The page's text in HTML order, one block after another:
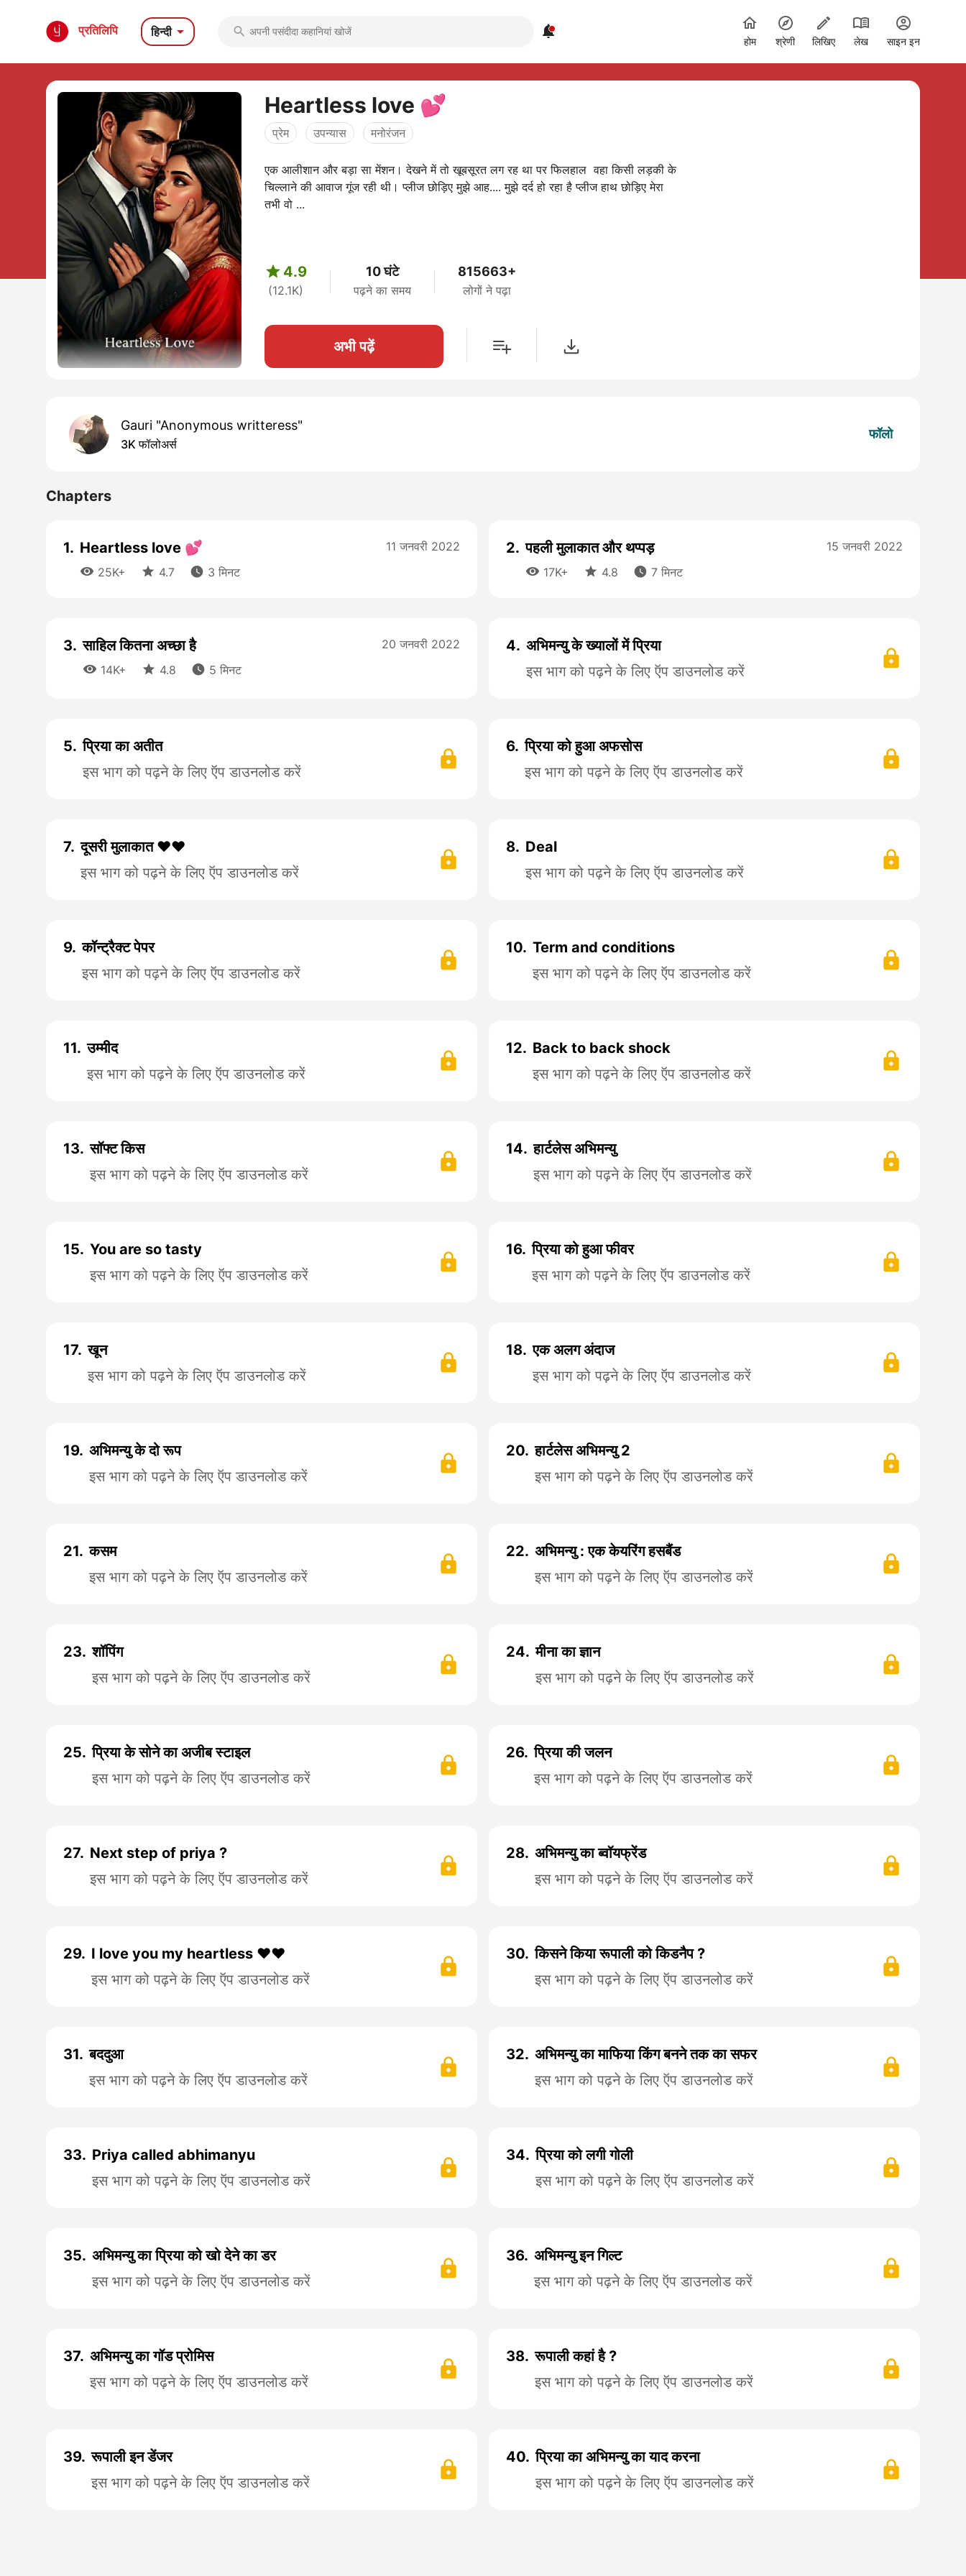
प्रतिलिपि हिन्दी  
होम श्रेणी लिखिए लेख साइन इन
Heartless love 💕
प्रेम उपन्यास मनोरंजन
एक आलीशान और बड़ा सा मेंशन। देखने में तो खूबसूरत लग रह था पर फिलहाल वहा किसी लड़की के
चिल्लाने की आवाज गूंज रही थी। प्लीज छोड़िए मुझे आह.... मुझे दर्द हो रहा है प्लीज हाथ छोड़िए मेरा
तभी वो ...
 4.9
(12.1K)
10 घंटे
पढ़ने का समय
815663+
लोगों ने पढ़ा
अभी पढ़ें
Gauri "Anonymous writteress"
3K फॉलोअर्स
फॉलो
Chapters
1. Heartless love 💕
 25K+  4.7  3 मिनट
11 जनवरी 2022 2. पहली मुलाकात और थप्पड़
 17K+  4.8  7 मिनट
15 जनवरी 2022
3. साहिल कितना अच्छा है
 14K+  4.8  5 मिनट
20 जनवरी 2022 4. अभिमन्यु के ख्यालों में प्रिया
इस भाग को पढ़ने के लिए ऍप डाउनलोड करें
5. प्रिया का अतीत
इस भाग को पढ़ने के लिए ऍप डाउनलोड करें
6. प्रिया को हुआ अफसोस
इस भाग को पढ़ने के लिए ऍप डाउनलोड करें
7. दूसरी मुलाकात ❤️❤️
इस भाग को पढ़ने के लिए ऍप डाउनलोड करें
8. Deal
इस भाग को पढ़ने के लिए ऍप डाउनलोड करें
9. कॉन्ट्रैक्ट पेपर
इस भाग को पढ़ने के लिए ऍप डाउनलोड करें
10. Term and conditions
इस भाग को पढ़ने के लिए ऍप डाउनलोड करें
11. उम्मीद
इस भाग को पढ़ने के लिए ऍप डाउनलोड करें
12. Back to back shock
इस भाग को पढ़ने के लिए ऍप डाउनलोड करें
13. सॉफ्ट किस
इस भाग को पढ़ने के लिए ऍप डाउनलोड करें
14. हार्टलेस अभिमन्यु
इस भाग को पढ़ने के लिए ऍप डाउनलोड करें
15. You are so tasty
इस भाग को पढ़ने के लिए ऍप डाउनलोड करें
16. प्रिया को हुआ फीवर
इस भाग को पढ़ने के लिए ऍप डाउनलोड करें
17. खून
इस भाग को पढ़ने के लिए ऍप डाउनलोड करें
18. एक अलग अंदाज
इस भाग को पढ़ने के लिए ऍप डाउनलोड करें
19. अभिमन्यु के दो रूप
इस भाग को पढ़ने के लिए ऍप डाउनलोड करें
20. हार्टलेस अभिमन्यु 2
इस भाग को पढ़ने के लिए ऍप डाउनलोड करें
21. कसम
इस भाग को पढ़ने के लिए ऍप डाउनलोड करें
22. अभिमन्यु : एक केयरिंग हसबैंड
इस भाग को पढ़ने के लिए ऍप डाउनलोड करें
23. शॉपिंग
इस भाग को पढ़ने के लिए ऍप डाउनलोड करें
24. मीना का ज्ञान
इस भाग को पढ़ने के लिए ऍप डाउनलोड करें
25. प्रिया के सोने का अजीब स्टाइल
इस भाग को पढ़ने के लिए ऍप डाउनलोड करें
26. प्रिया की जलन
इस भाग को पढ़ने के लिए ऍप डाउनलोड करें
27. Next step of priya ?
इस भाग को पढ़ने के लिए ऍप डाउनलोड करें
28. अभिमन्यु का ब्वॉयफ्रेंड
इस भाग को पढ़ने के लिए ऍप डाउनलोड करें
29. I love you my heartless ❤️❤️
इस भाग को पढ़ने के लिए ऍप डाउनलोड करें
30. किसने किया रूपाली को किडनैप ?
इस भाग को पढ़ने के लिए ऍप डाउनलोड करें
31. बददुआ
इस भाग को पढ़ने के लिए ऍप डाउनलोड करें
32. अभिमन्यु का माफिया किंग बनने तक का सफर
इस भाग को पढ़ने के लिए ऍप डाउनलोड करें
33. Priya called abhimanyu
इस भाग को पढ़ने के लिए ऍप डाउनलोड करें
34. प्रिया को लगी गोली
इस भाग को पढ़ने के लिए ऍप डाउनलोड करें
35. अभिमन्यु का प्रिया को खो देने का डर
इस भाग को पढ़ने के लिए ऍप डाउनलोड करें
36. अभिमन्यु इन गिल्ट
इस भाग को पढ़ने के लिए ऍप डाउनलोड करें
37. अभिमन्यु का गॉड प्रोमिस
इस भाग को पढ़ने के लिए ऍप डाउनलोड करें
38. रूपाली कहां है ?
इस भाग को पढ़ने के लिए ऍप डाउनलोड करें
39. रूपाली इन डेंजर
इस भाग को पढ़ने के लिए ऍप डाउनलोड करें
40. प्रिया का अभिमन्यु का याद करना
इस भाग को पढ़ने के लिए ऍप डाउनलोड करें